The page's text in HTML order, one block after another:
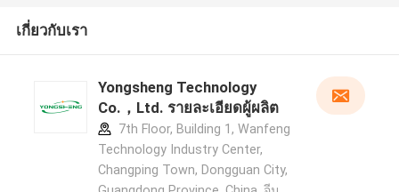
เกี่ยวกับเรา
Yongsheng Technology
Co.，Ltd. รายละเอียดผู้ผลิต
7th Floor, Building 1, Wanfeng
Technology Industry Center,
Changping Town, Dongguan City,